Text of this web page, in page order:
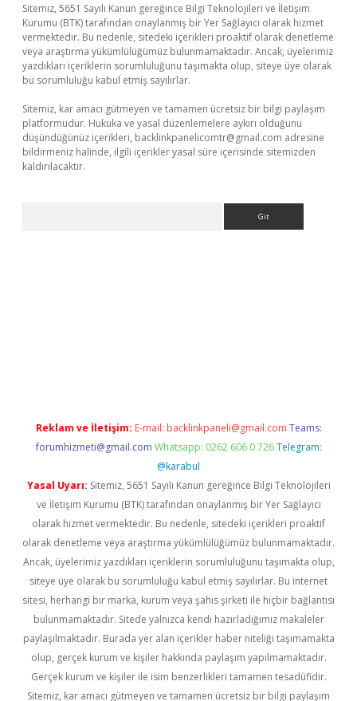
Sitemiz, 5651 Sayılı Kanun gereğince Bilgi Teknolojileri ve İletişim
Kurumu (BTK) tarafından onaylanmış bir Yer Sağlayıcı olarak hizmet
vermektedir. Bu nedenle, sitedeki içerikleri proaktif olarak denetleme
veya araştırma yükümlülüğümüz bulunmamaktadır. Ancak, üyelerimiz
yazdıkları içeriklerin sorumluluğunu taşımakta olup, siteye üye olarak
bu sorumluluğu kabul etmiş sayılırlar.
Sitemiz, kar amacı gütmeyen ve tamamen ücretsiz bir bilgi paylaşım
platformudur. Hukuka ve yasal düzenlemelere aykırı olduğunu
düşündüğünüz içerikleri, backlinkpanelicomtr@gmail.com adresine
bildirmeniz halinde, ilgili içerikler yasal süre içerisinde sitemizden
kaldırılacaktır.
Reklam ve İletişim: E-mail: backlinkpaneli@gmail.com Teams:
forumhizmeti@gmail.com Whatsapp: 0262 606 0 726 Telegram:
@karabul
Yasal Uyarı: Sitemiz, 5651 Sayılı Kanun gereğince Bilgi Teknolojileri
ve İletişim Kurumu (BTK) tarafından onaylanmış bir Yer Sağlayıcı
olarak hizmet vermektedir. Bu nedenle, sitedeki içerikleri proaktif
olarak denetleme veya araştırma yükümlülüğümüz bulunmamaktadır.
Ancak, üyelerimiz yazdıkları içeriklerin sorumluluğunu taşımakta olup,
siteye üye olarak bu sorumluluğu kabul etmiş sayılırlar. Bu internet
sitesi, herhangi bir marka, kurum veya şahıs şirketi ile hiçbir bağlantısı
bulunmamaktadır. Sitede yalnızca kendi hazırladığımız makaleler
paylaşılmaktadır. Burada yer alan içerikler haber niteliği taşımamakta
olup, gerçek kurum ve kişiler hakkında paylaşım yapılmamaktadır.
Gerçek kurum ve kişiler ile isim benzerlikleri tamamen tesadüfidir.
Sitemiz, kar amacı gütmeyen ve tamamen ücretsiz bir bilgi paylaşım